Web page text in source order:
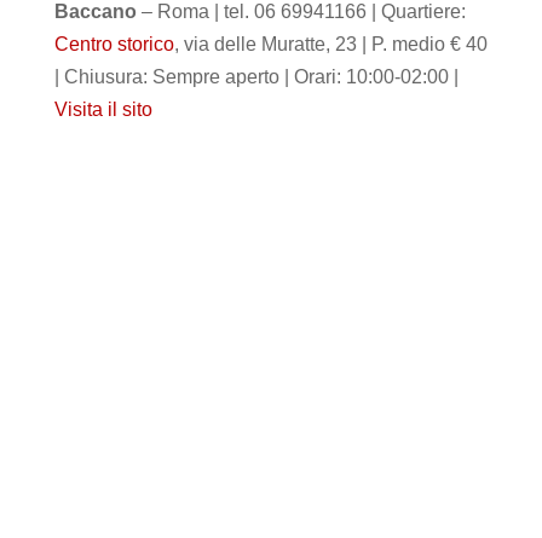
Baccano – Roma | tel. 06 69941166 | Quartiere:
Centro storico, via delle Muratte, 23 | P. medio € 40
| Chiusura: Sempre aperto | Orari: 10:00-02:00 |
Visita il sito